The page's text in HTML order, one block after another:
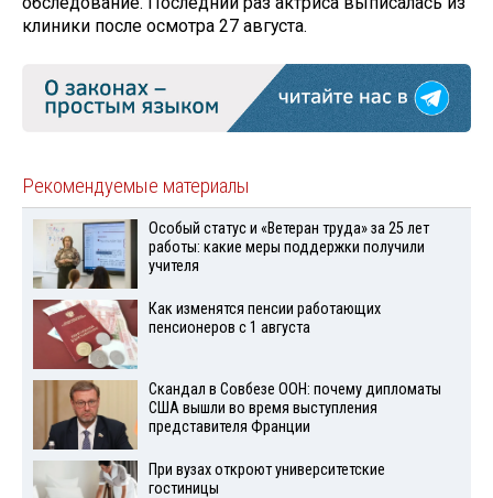
клиники после осмотра 27 августа.
Рекомендуемые материалы
Особый статус и «Ветеран труда» за 25 лет
работы: какие меры поддержки получили
учителя
Как изменятся пенсии работающих
пенсионеров с 1 августа
Скандал в Совбезе ООН: почему дипломаты
США вышли во время выступления
представителя Франции
При вузах откроют университетские
гостиницы